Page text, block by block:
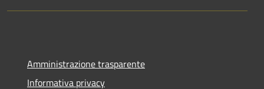
Amministrazione trasparente
Informativa privacy